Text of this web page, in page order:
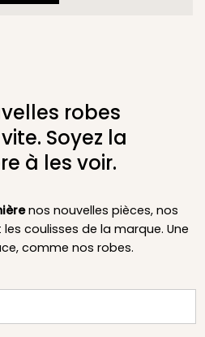
robes
Soyez la
à les voir.
nos nouvelles pièces, nos
coulisses de la marque. Une
comme nos robes.